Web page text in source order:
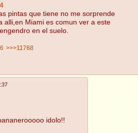
pintas que tiene no me sorprende
alli,en Miami es comun ver a este
en el suelo.
>>>11768
idolo!!